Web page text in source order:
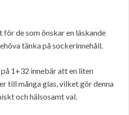
de som önskar en läskande
tänka på sockerinnehåll.
1+32 innebär att en liten
till många glas, vilket gör denna
och hälsosamt val.